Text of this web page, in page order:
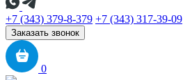
+7 (343) 379-8-379 +7 (343) 317-39-09
Заказать звонок
0